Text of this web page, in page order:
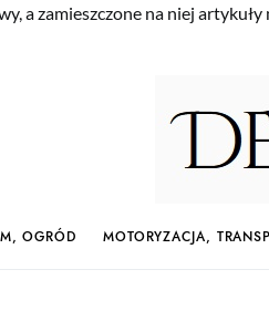
a zamieszczone na niej
OGRÓD MOTORYZACJA,